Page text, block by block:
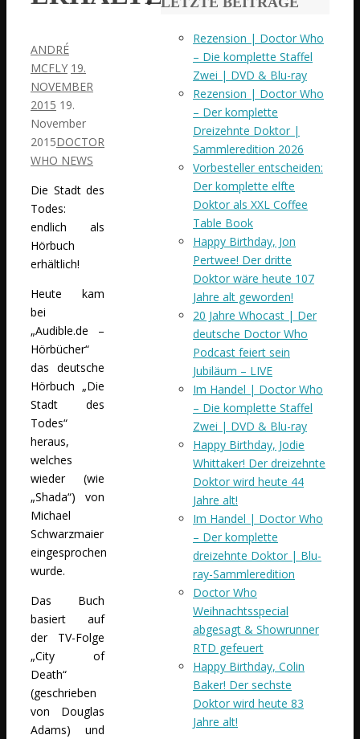
ANDRÉ
MCFLY 19.
NOVEMBER
2015 19.
November
2015DOCTOR
WHO NEWS
Die Stadt des
Todes:
endlich als
Hörbuch
erhältlich!
Heute kam
bei
„Audible.de –
Hörbücher“
das deutsche
Hörbuch „Die
Stadt des
Todes“
heraus,
welches
wieder (wie
„Shada“) von
Michael
Schwarzmaier
eingesprochen
wurde.
Das Buch
basiert auf
der TV-Folge
„City of
Death“
(geschrieben
von Douglas
Adams) und
Rezension | Doctor Who
– Die komplette Staffel
Zwei | DVD & Blu-ray
Rezension | Doctor Who
– Der komplette
Dreizehnte Doktor |
Sammleredition 2026
Vorbesteller entscheiden:
Der komplette elfte
Doktor als XXL Coffee
Table Book
Happy Birthday, Jon
Pertwee! Der dritte
Doktor wäre heute 107
Jahre alt geworden!
20 Jahre Whocast | Der
deutsche Doctor Who
Podcast feiert sein
Jubiläum – LIVE
Im Handel | Doctor Who
– Die komplette Staffel
Zwei | DVD & Blu-ray
Happy Birthday, Jodie
Whittaker! Der dreizehnte
Doktor wird heute 44
Jahre alt!
Im Handel | Doctor Who
– Der komplette
dreizehnte Doktor | Blu-
ray-Sammleredition
Doctor Who
Weihnachtsspecial
abgesagt & Showrunner
RTD gefeuert
Happy Birthday, Colin
Baker! Der sechste
Doktor wird heute 83
Jahre alt!